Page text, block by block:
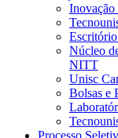
Inovação
Núcleo
NITT
Unisc
Bolsas e
Processo